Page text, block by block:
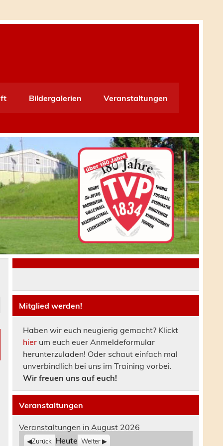
Bildergalerien Veranstaltungen
Mitglied werden!
Haben wir euch neugierig gemacht? Klickt
hier um euch euer Anmeldeformular
herunterzuladen! Oder schaut einfach mal
unverbindlich bei uns im Training vorbei.
Wir freuen uns auf euch!
Veranstaltungen
Veranstaltungen in August 2026
Zurück Heute Weiter